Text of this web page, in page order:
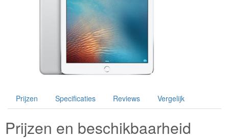
Prijzen Specificaties Reviews Vergelijk
Prijzen en beschikbaarheid